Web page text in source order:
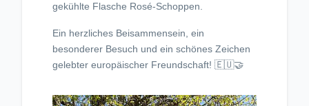
gekühlte Flasche Rosé-Schoppen.
Ein herzliches Beisammensein, ein
besonderer Besuch und ein schönes Zeichen
gelebter europäischer Freundschaft! 🇪🇺🤝